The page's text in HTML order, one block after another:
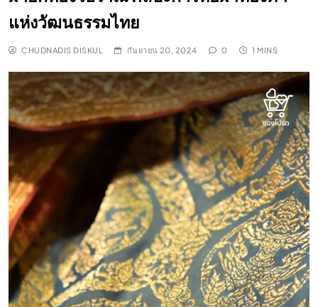
แห่งวัฒนธรรมไทย
CHUDNADIS DISKUL กันยายน 20, 2024 0 1 MINS